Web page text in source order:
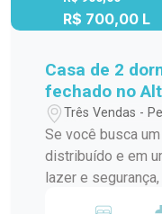
R$ 700,00 L
Casa de 2
fechado no
Três Vendas -
Se você busca
distribuído e em
lazer e